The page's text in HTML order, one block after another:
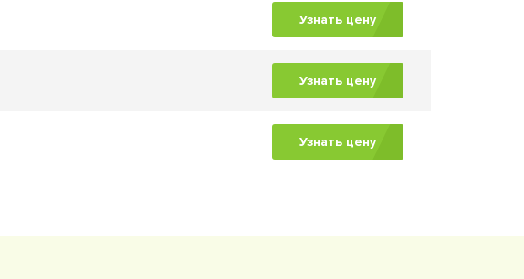
Узнать цену
Узнать цену
Узнать цену